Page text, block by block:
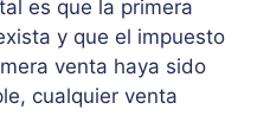
es que la primera
y que el impuesto
venta haya sido
cualquier venta